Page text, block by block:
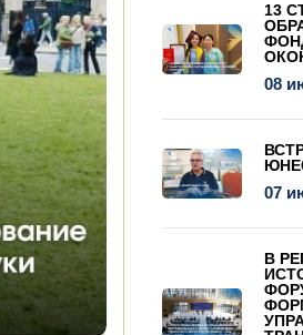
13
08
07
В